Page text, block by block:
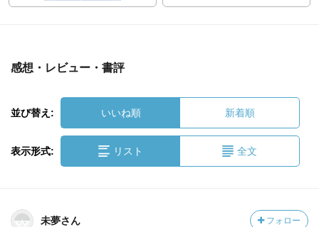
感想・レビュー・書評
並び替え: いいね順 新着順
表示形式: リスト 全文
未夢さん フォロー